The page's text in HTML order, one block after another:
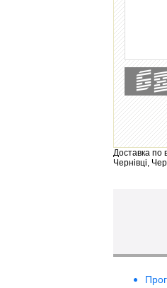
Доставка по
Чернівці,